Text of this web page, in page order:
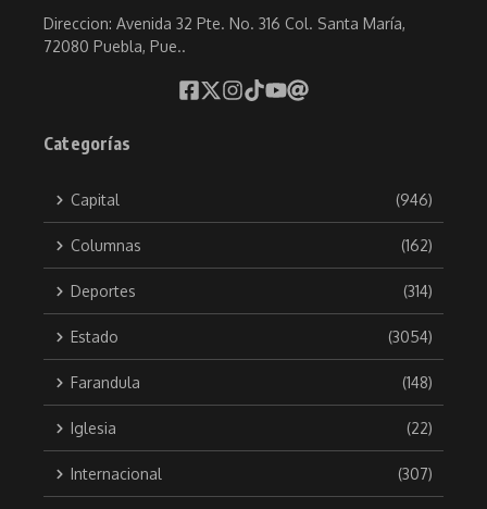
Direccion: Avenida 32 Pte. No. 316 Col. Santa María,
72080 Puebla, Pue..
Categorías
Capital (946)
Columnas (162)
Deportes (314)
Estado (3054)
Farandula (148)
Iglesia (22)
Internacional (307)